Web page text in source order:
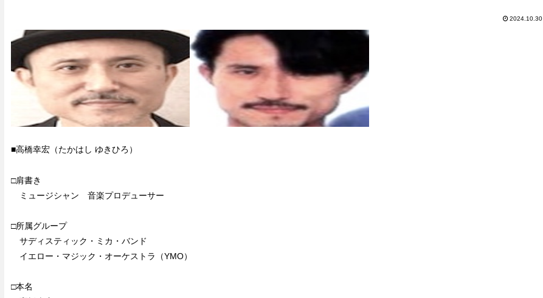
2024.10.30
■高橋幸宏（たかはし ゆきひろ）
□肩書き
ミュージシャン 音楽プロデューサー
□所属グループ
サディスティック・ミカ・バンド
イエロー・マジック・オーケストラ（YMO）
□本名